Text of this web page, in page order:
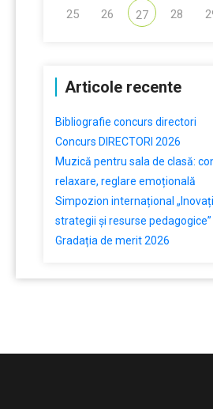
25 26 27 28
Articole recente
Bibliografie concurs directori
Concurs DIRECTORI 2026
Muzică pentru sala de clasă:
relaxare, reglare emoțională
Simpozion internațional
strategii și resurse pedagogice”
Gradația de merit 2026